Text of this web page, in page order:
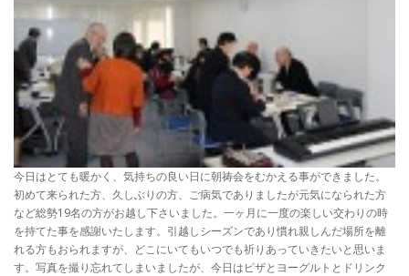
今日はとても暖かく、気持ちの良い日に朝祷会をむかえる事ができました。
初めて来られた方、久しぶりの方、ご病気でありましたが元気になられた方
など総勢19名の方がお越し下さいました。一ヶ月に一度の楽しい交わりの時
を持てた事を感謝いたします。引越しシーズンであり慣れ親しんだ場所を離
れる方もおられますが、どこにいてもいつでも祈りあっていきたいと思いま
す。写真を撮り忘れてしまいましたが、今日はピザとヨーグルトとドリンク